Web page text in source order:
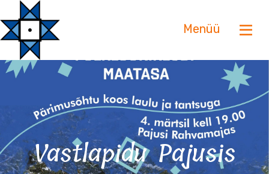
Menüü
Vastlapidu Pajusis